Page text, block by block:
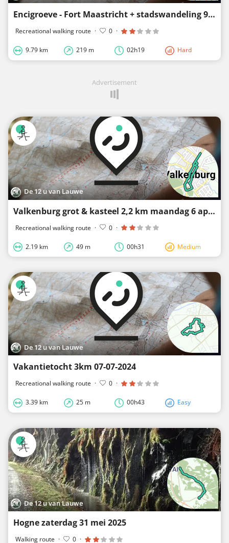
Encigroeve - Fort Maastricht + stadswandeling 9,8 km zondagnamiddag 5 april 2026
Recreational walking route · 0 ·
9.79 km 219 m 02h19 Hard
Advertisement
De 12 u van Lauwe
Valkenburg grot & kasteel 2,2 km maandag 6 april 2026
Recreational walking route · 0 ·
2.19 km 49 m 00h31 Medium
De 12 u van Lauwe
Vakantietocht 3km 07-07-2024
Recreational walking route · 0 ·
3.39 km 25 m 00h43 Easy
De 12 u van Lauwe
Hogne zaterdag 31 mei 2025
Walking route · 0 ·